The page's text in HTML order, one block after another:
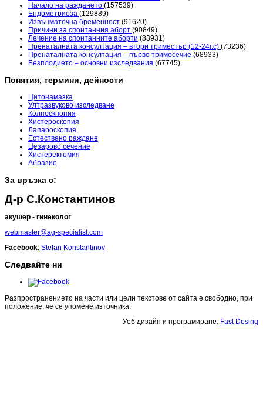
Начало на раждането (157539)
Ендометриоза (129889)
Извънматочна бременност (91620)
Причини за спонтанния аборт (90849)
Лечение на спонтанните аборти (83931)
Пренаталната консултация – втори триместър (12-24г.с) (73236)
Пренаталната консултация – първо тримесечие (68933)
Безплодието – основни изследвания (67745)
Понятия, термини, дейности
Цитонамазка
Ултразвуково изследване
Колпоскпопия
Хистероскопия
Лапароскопия
Естествено раждане
Цезарово сечение
Хистеректомия
Абразио
За връзка с:
Д-р С.Константинов
акушер - гинеколог
webmaster@ag-specialist.com
Facebook: Stefan Konstantinov
Следвайте ни
Разпространението на части или цели текстове от сайта е свободно, при
положение, че се упомене източника.
Уеб дизайн и програмиране: Fast Desing